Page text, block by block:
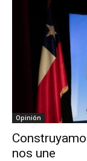
Opinión
nos une